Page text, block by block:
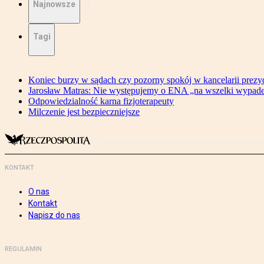
Najnowsze
Tagi
Koniec burzy w sądach czy pozorny spokój w kancelarii
Jarosław Matras: Nie występujemy o ENA „na wszelki
Odpowiedzialność karna fizjoterapeuty
Milczenie jest bezpieczniejsze
KONTAKT
O nas
Kontakt
Napisz do nas
REGULAMIN